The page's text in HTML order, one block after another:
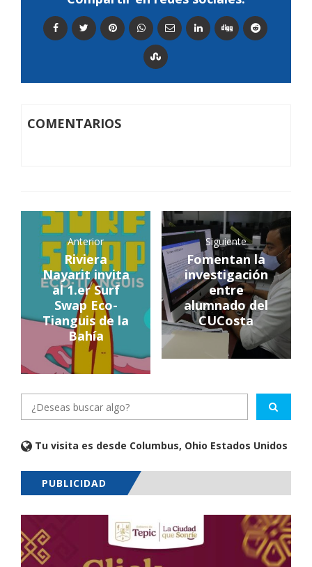
COMENTARIOS
Anterior
Riviera
Nayarit invita
al 1.er Surf
Swap Eco-
Tianguis de la
Bahía
Siguiente
Fomentan la​
investigación
entre
alumnado del
CUCosta
Tu visita es desde Columbus, Ohio Estados Unidos
PUBLICIDAD